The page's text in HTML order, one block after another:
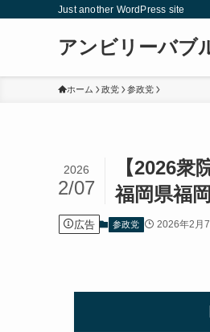
Just another WordPress site
アンビリーバブ
ホーム 政党 参政党
【2026
福岡県福
2026
2/07
広告 参政党 2026年2月